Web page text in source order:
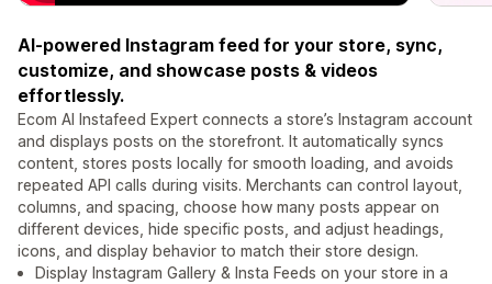
AI-powered Instagram feed for your store, sync,
customize, and showcase posts & videos
effortlessly.
Ecom AI Instafeed Expert connects a store’s Instagram account
and displays posts on the storefront. It automatically syncs
content, stores posts locally for smooth loading, and avoids
repeated API calls during visits. Merchants can control layout,
columns, and spacing, choose how many posts appear on
different devices, hide specific posts, and adjust headings,
icons, and display behavior to match their store design.
Display Instagram Gallery & Insta Feeds on your store in a